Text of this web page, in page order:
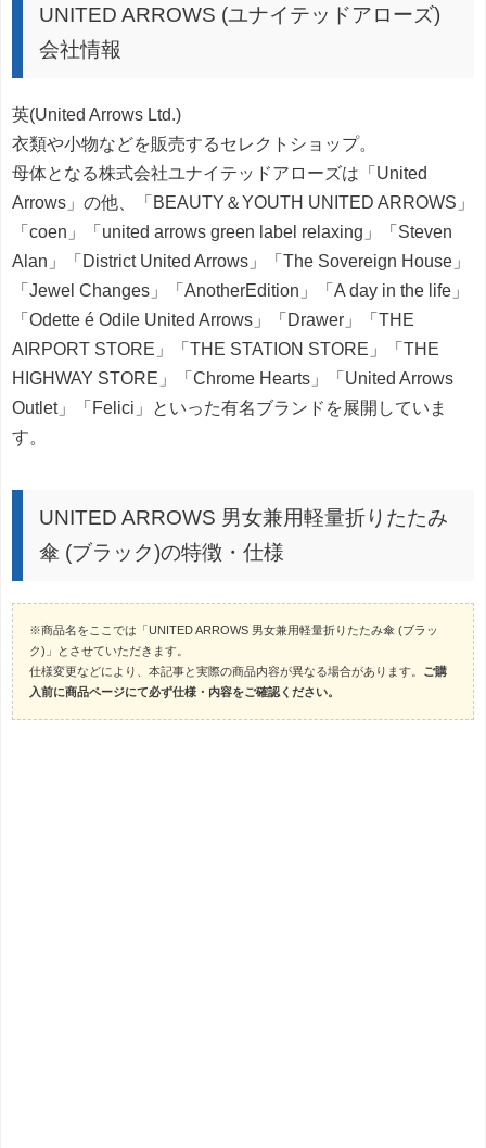
UNITED ARROWS (ユナイテッドアローズ)
会社情報
英(United Arrows Ltd.)
衣類や小物などを販売するセレクトショップ。
母体となる株式会社ユナイテッドアローズは「United
Arrows」の他、「BEAUTY＆YOUTH UNITED ARROWS」
「coen」「united arrows green label relaxing」「Steven
Alan」「District United Arrows」「The Sovereign House」
「Jewel Changes」「AnotherEdition」「A day in the life」
「Odette é Odile United Arrows」「Drawer」「THE
AIRPORT STORE」「THE STATION STORE」「THE
HIGHWAY STORE」「Chrome Hearts」「United Arrows
Outlet」「Felici」といった有名ブランドを展開していま
す。
UNITED ARROWS 男女兼用軽量折りたたみ
傘 (ブラック)の特徴・仕様
※商品名をここでは「UNITED ARROWS 男女兼用軽量折りたたみ傘 (ブラッ
ク)」とさせていただきます。
仕様変更などにより、本記事と実際の商品内容が異なる場合があります。 ご購
入前に商品ページにて必ず仕様・内容をご確認ください。